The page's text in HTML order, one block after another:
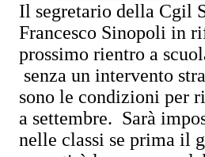
Il segretario della Cgil
Francesco Sinopoli in
prossimo rientro a
senza un intervento
sono le condizioni per
a settembre. Sarà
nelle classi se prima il